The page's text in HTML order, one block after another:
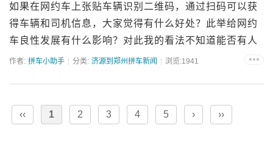
如果在网约车上张贴车辆识别二维码，通过扫码可以获
得车辆和司机信息，大家觉得有什么好处？此举给网约
车良性发展有什么影响？对此我的看法不知道能否有人
认同？在网约车上张贴车辆识别二维码有以下好处：1.
作者: 拼车小助手 分类: 济源到郑州拼车新闻 浏览:1941
‹‹ 1 2 3 4 5 › ››